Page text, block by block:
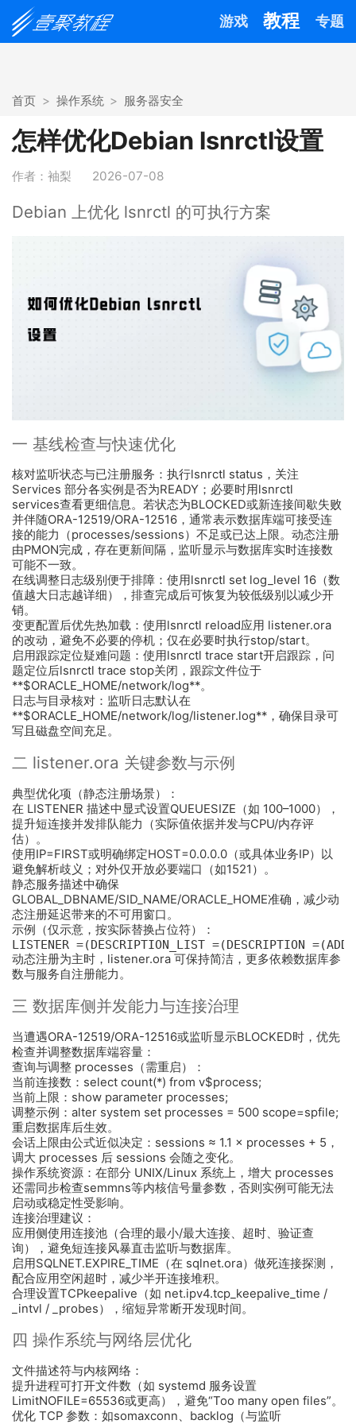
游戏 教程 专题
首页 操作系统 服务器安全
怎样优化Debian lsnrctl设置
作者：袖梨 2026-07-08
Debian 上优化 lsnrctl 的可执行方案
一 基线检查与快速优化
核对监听状态与已注册服务：执行lsnrctl status，关注
Services 部分各实例是否为READY；必要时用lsnrctl
services查看更细信息。若状态为BLOCKED或新连接间歇失败
并伴随ORA-12519/ORA-12516，通常表示数据库端可接受连
接的能力（processes/sessions）不足或已达上限。动态注册
由PMON完成，存在更新间隔，监听显示与数据库实时连接数
可能不一致。
在线调整日志级别便于排障：使用lsnrctl set log_level 16（数
值越大日志越详细），排查完成后可恢复为较低级别以减少开
销。
变更配置后优先热加载：使用lsnrctl reload应用 listener.ora
的改动，避免不必要的停机；仅在必要时执行stop/start。
启用跟踪定位疑难问题：使用lsnrctl trace start开启跟踪，问
题定位后lsnrctl trace stop关闭，跟踪文件位于
**$ORACLE_HOME/network/log**。
日志与目录核对：监听日志默认在
**$ORACLE_HOME/network/log/listener.log**，确保目录可
写且磁盘空间充足。
二 listener.ora 关键参数与示例
典型优化项（静态注册场景）：
在 LISTENER 描述中显式设置QUEUESIZE（如 100–1000），
提升短连接并发排队能力（实际值依据并发与CPU/内存评
估）。
使用IP=FIRST或明确绑定HOST=0.0.0.0（或具体业务IP）以
避免解析歧义；对外仅开放必要端口（如1521）。
静态服务描述中确保
GLOBAL_DBNAME/SID_NAME/ORACLE_HOME准确，减少动
态注册延迟带来的不可用窗口。
示例（仅示意，按实际替换占位符）：
LISTENER =(DESCRIPTION_LIST =(DESCRIPTION
动态注册为主时，listener.ora 可保持简洁，更多依赖数据库参
数与服务自注册能力。
三 数据库侧并发能力与连接治理
当遭遇ORA-12519/ORA-12516或监听显示BLOCKED时，优先
检查并调整数据库端容量：
查询与调整 processes（需重启）：
当前连接数：select count(*) from v$process;
当前上限：show parameter processes;
调整示例：alter system set processes = 500 scope=spfile;
重启数据库后生效。
会话上限由公式近似决定：sessions ≈ 1.1 × processes + 5，
调大 processes 后 sessions 会随之变化。
操作系统资源：在部分 UNIX/Linux 系统上，增大 processes
还需同步检查semmns等内核信号量参数，否则实例可能无法
启动或稳定性受影响。
连接治理建议：
应用侧使用连接池（合理的最小/最大连接、超时、验证查
询），避免短连接风暴直击监听与数据库。
启用SQLNET.EXPIRE_TIME（在 sqlnet.ora）做死连接探测，
配合应用空闲超时，减少半开连接堆积。
合理设置TCPkeepalive（如 net.ipv4.tcp_keepalive_time /
_intvl / _probes），缩短异常断开发现时间。
四 操作系统与网络层优化
文件描述符与内核网络：
提升进程可打开文件数（如 systemd 服务设置
LimitNOFILE=65536或更高），避免“Too many open files”。
优化 TCP 参数：如somaxconn、backlog（与监听